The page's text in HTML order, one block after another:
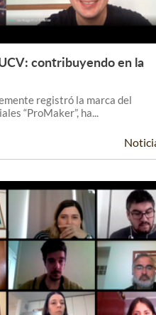
Leer Más +
contribuyendo en la
registró la marca del
“ProMaker”, ha...